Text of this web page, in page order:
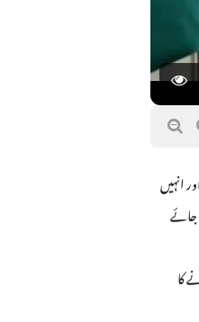
انہیں
دی جائے
کا